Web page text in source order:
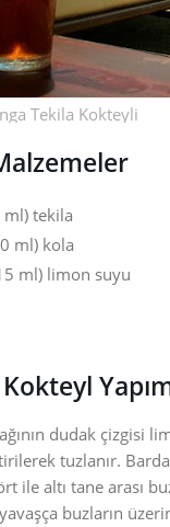
Tekila Kokteyli
ml) tekila
ml) kola
ml) limon suyu
dudak çizgisi
tuzlanır.
ile altı tane arası
buzların